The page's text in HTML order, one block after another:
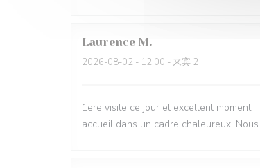
Laurence M
2026-08-02 - 12:00 - 来宾 2
1ere visite ce jour et excellent
accueil dans un cadre chaleureux.